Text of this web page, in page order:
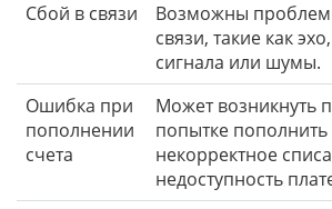
Сбой в связи
Возможны
связи, такие как
сигнала или шумы.
Ошибка при
пополнении
счета
Может возникнуть
попытке
некорректное
недоступность